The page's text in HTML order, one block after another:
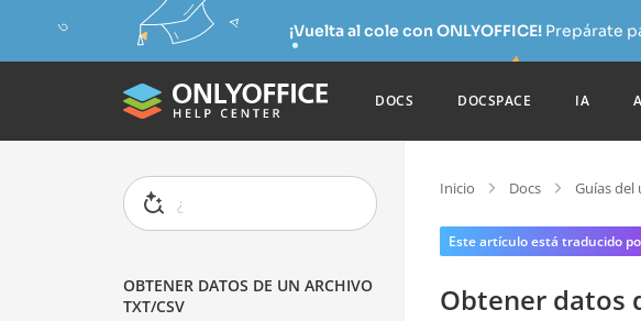
¡Vuelta al cole con ONLYOFFICE!Prepárate
DOCS DOCSPACE IA
OBTENER DATOS DE UN ARCHIVO
TXT/CSV
Inicio Docs Guías del
Este artículo está traducido
Obtener datos